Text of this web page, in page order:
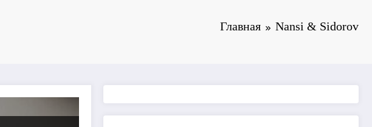
Главная Nansi & Sidorov